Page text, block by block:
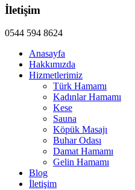
İletişim
0544 594 8624
Anasayfa
Hakkımızda
Hizmetlerimiz
Türk Hamamı
Kadınlar Hamamı
Kese
Sauna
Köpük Masajı
Buhar Odası
Damat Hamamı
Gelin Hamamı
Blog
İletişim